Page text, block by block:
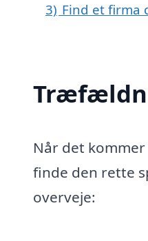
3) Find et firma
Når det
finde den rette
overveje: